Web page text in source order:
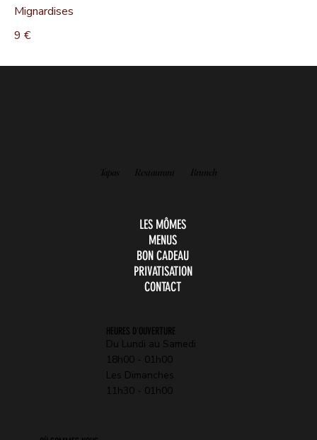
Mignardises
9 €
Tapas Restaurant Brunch
LES MÔMES
MENUS
BON CADEAU
PRIVATISATION
CONTACT
HEURES D'OUVERTURE
Du Lundi au Samedi
18h00 - 01h00
Les Dimanches
11h30 - 01h00